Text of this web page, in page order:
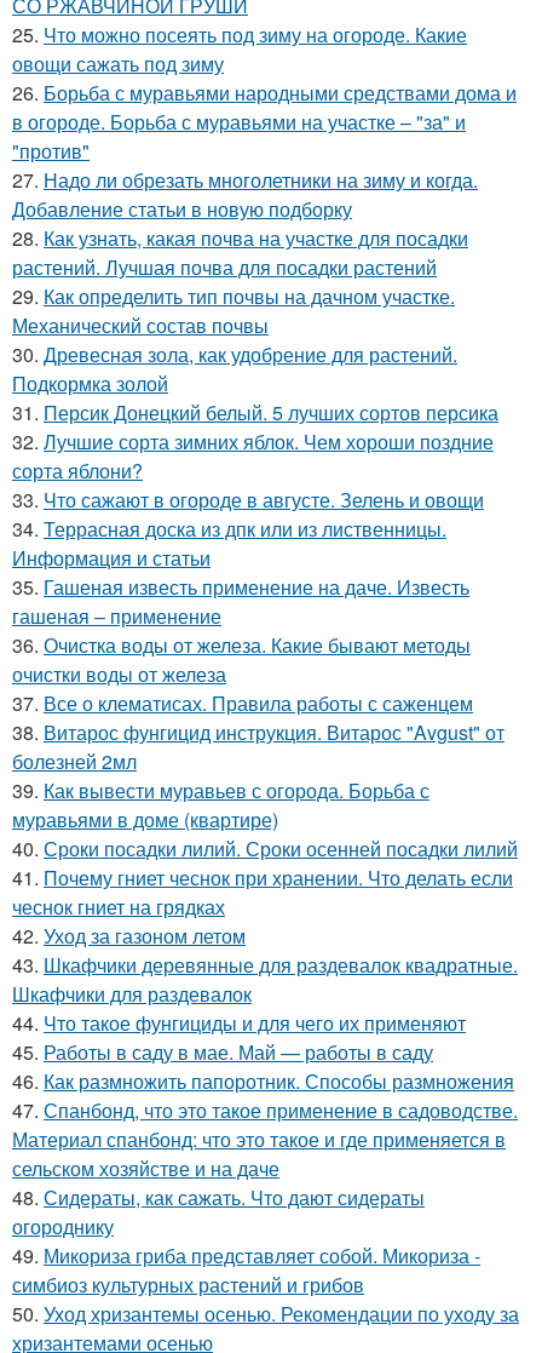
25. Что можно посеять под зиму на огороде. Какие
овощи сажать под зиму
26. Борьба с муравьями народными средствами дома и
в огороде. Борьба с муравьями на участке – "за" и
"против"
27. Надо ли обрезать многолетники на зиму и когда.
Добавление статьи в новую подборку
28. Как узнать, какая почва на участке для посадки
растений. Лучшая почва для посадки растений
29. Как определить тип почвы на дачном участке.
Механический состав почвы
30. Древесная зола, как удобрение для растений.
Подкормка золой
31. Персик Донецкий белый. 5 лучших сортов персика
32. Лучшие сорта зимних яблок. Чем хороши поздние
сорта яблони?
33. Что сажают в огороде в августе. Зелень и овощи
34. Террасная доска из дпк или из лиственницы.
Информация и статьи
35. Гашеная известь применение на даче. Известь
гашеная – применение
36. Очистка воды от железа. Какие бывают методы
очистки воды от железа
37. Все о клематисах. Правила работы с саженцем
38. Витарос фунгицид инструкция. Витарос "Avgust" от
болезней 2мл
39. Как вывести муравьев с огорода. Борьба с
муравьями в доме (квартире)
40. Сроки посадки лилий. Сроки осенней посадки лилий
41. Почему гниет чеснок при хранении. Что делать если
чеснок гниет на грядках
42. Уход за газоном летом
43. Шкафчики деревянные для раздевалок квадратные.
Шкафчики для раздевалок
44. Что такое фунгициды и для чего их применяют
45. Работы в саду в мае. Май — работы в саду
46. Как размножить папоротник. Способы размножения
47. Спанбонд, что это такое применение в садоводстве.
Материал спанбонд: что это такое и где применяется в
сельском хозяйстве и на даче
48. Сидераты, как сажать. Что дают сидераты
огороднику
49. Микориза гриба представляет собой. Микориза -
симбиоз культурных растений и грибов
50. Уход хризантемы осенью. Рекомендации по уходу за
хризантемами осенью